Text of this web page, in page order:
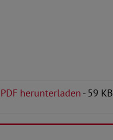
herunterladen- 59 KB